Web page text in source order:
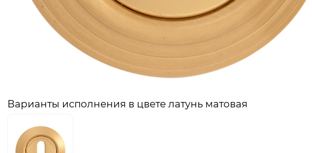
Варианты исполнения в цвете латунь матовая